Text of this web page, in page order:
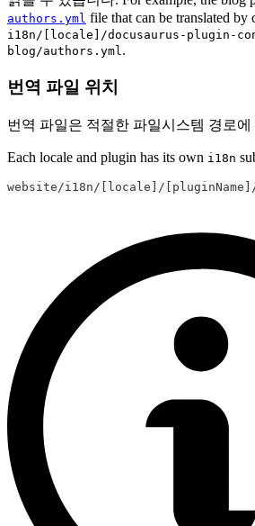
authors.yml file that can be translated by
i18n/[locale]/docusaurus-plugin-
blog/authors.yml.
번역 파일 위치
번역 파일은 적절한 파일시스템 경로
Each locale and plugin has its own i18n
website/i18n/[locale]/